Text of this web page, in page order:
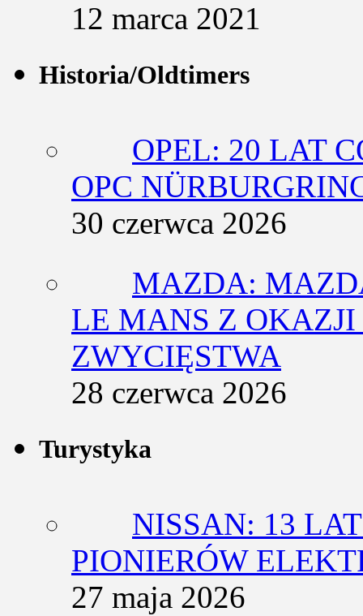
12 marca 2021
Historia/Oldtimers
OPEL: 20 LAT
OPC
30 czerwca 2026
MAZDA:
LE MANS Z
ZWYCIĘSTWA
28 czerwca 2026
Turystyka
NISSAN: 13
PIONIERÓW
27 maja 2026